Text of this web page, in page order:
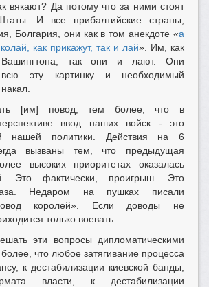
вякают? Да потому что за ними стоят
И все прибалтийские страны,
Болгария, они как в том анекдоте «а
как прикажут, так и лай». Им, как
Вашингтона, так они и лают. Они
всю эту картинку и необходимый
[им] повод, тем более, что в
ввод наших войск - это
нашей политики. Действия на 6
вызваны тем, что предыдущая
высоких приоритетах оказалась
Это фактически, проигрыш. Это
Недаром на пушках писали
королей». Если доводы не
только воевать.
эти вопросы дипломатическими
что любое затягивание процесса
к дестабилизации киевской банды,
власти, к дестабилизации